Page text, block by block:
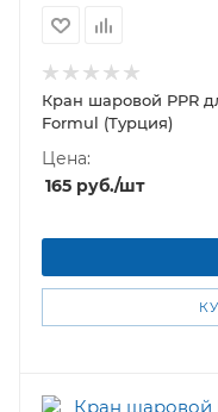
Кран шаровой PPR
Formul (Турция)
Цена:
165 руб./шт